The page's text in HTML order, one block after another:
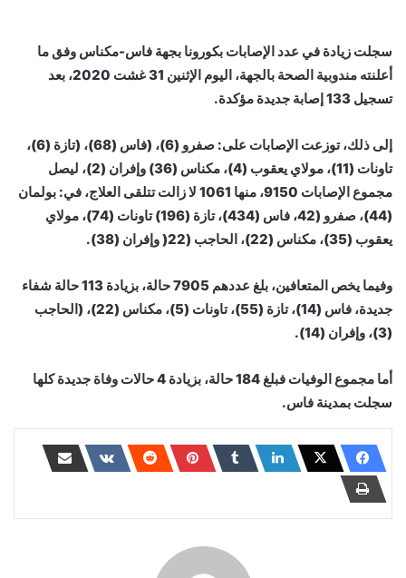
سجلت زيادة في عدد الإصابات بكورونا بجهة فاس-مكناس وفق ما
أعلنته مندوبية الصحة بالجهة، اليوم الإثنين 31 غشت 2020، بعد
تسجيل 133 إصابة جديدة مؤكدة.
إلى ذلك، توزعت الإصابات على: صفرو (6)، (فاس (68)، (تازة (6)،
تاونات (11)، مولاي یعقوب (4)، مكناس (36) وإفران (2)، ليصل
مجموع الإصابات 9150، منھا 1061 لا زالت تتلقى العلاج، في: بولمان
(44)، صفرو (42، فاس (434)، تازة (196) تاونات (74)، مولاي
یعقوب (35)، مكناس (22)، الحاجب (22( وإفران (38).
وفيما يخص المتعافین، بلغ عددهم 7905 حالة، بزیادة 113 حالة شفاء
جدیدة، فاس (14)، تازة (55)، تاونات (5)، مكناس (22)، (الحاجب
(3)، وإفران (14).
أما مجموع الوفيات فبلغ 184 حالة، بزیادة 4 حالات وفاة جدیدة كلها
سجلت بمدينة فاس.